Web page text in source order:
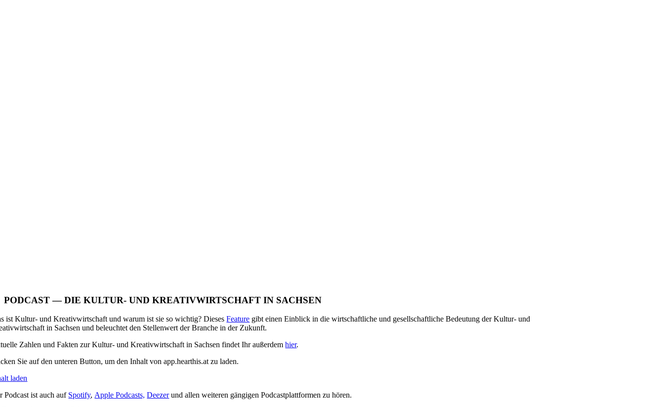
PODCAST — DIE KULTUR- UND KREATIVWIRTSCHAFT IN SACHSEN
ist Kultur- und Kreativwirtschaft und warum ist sie so wichtig? DiesesFeature gibt einen Einblick in die wirtschaftliche und gesellschaftliche Bedeutung der Kultur- und
in Sachsen und beleuchtet den Stellenwert der Branche in der Zukunft.
Zahlen und Fakten zur Kultur- und Kreativwirtschaft in Sachsen findet Ihr außerdemhier.
Sie auf den unteren Button, um den Inhalt von app.hearthis.at zu laden.
laden
Podcast ist auch auf Spotify,Apple Podcasts, Deezerund allen weiteren gängigen Podcastplattformen zu hören.